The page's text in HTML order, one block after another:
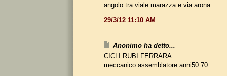
angolo tra viale marazza e via arona
29/3/12 11:10 AM
Anonimo ha detto...
CICLI RUBI FERRARA
meccanico assemblatore anni50 70